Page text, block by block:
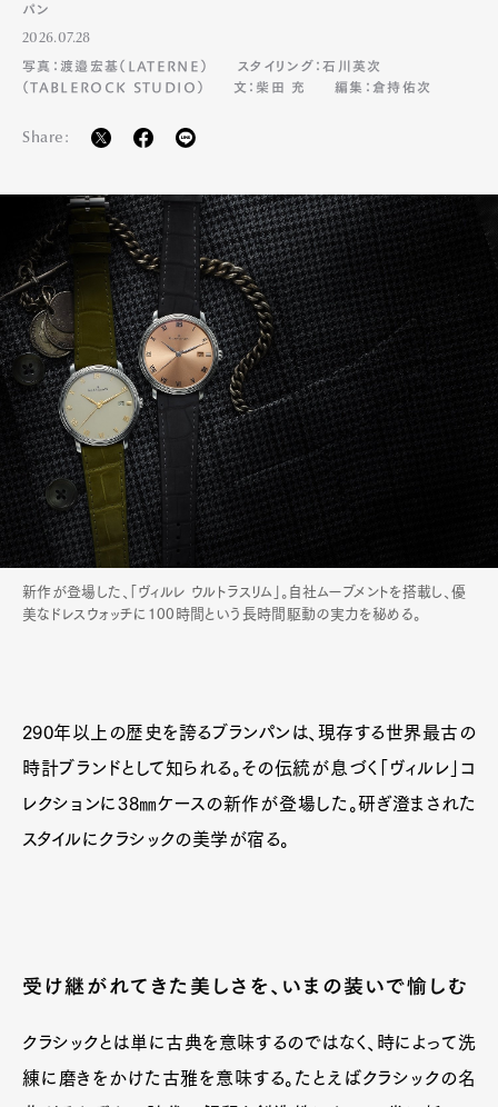
パン
2026.07.28
写真：渡邉宏基（LATERNE）
スタイリング：石川英次
（TABLEROCK STUDIO）
文：柴田 充 編集：倉持佑次
Share:
新作が登場した、「ヴィルレ ウルトラスリム」。自社ムーブメントを搭載し、優
美なドレスウォッチに100時間という長時間駆動の実力を秘める。
290年以上の歴史を誇るブランパンは、現存する世界最古の
時計ブランドとして知られる。その伝統が息づく「ヴィルレ」コ
レクションに38㎜ケースの新作が登場した。研ぎ澄まされた
スタイルにクラシックの美学が宿る。
受け継がれてきた美しさを、いまの装いで愉しむ
クラシックとは単に古典を意味するのではなく、時によって洗
練に磨きをかけた古雅を意味する。たとえばクラシックの名